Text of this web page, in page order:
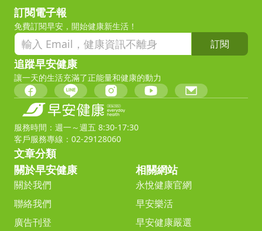
訂閱電子報
免費訂閱早安，開始健康新生活！
訂閱
追蹤早安健康
讓一天的生活充滿了正能量和健康的動力
服務時間：週一～週五 8:30-17:30
客戶服務專線：02-29128060
文章分類
關於早安健康
關於我們
聯絡我們
廣告刊登
相關網站
永悅健康官網
早安樂活
早安健康嚴選